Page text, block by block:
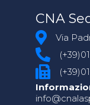
CNA
Via